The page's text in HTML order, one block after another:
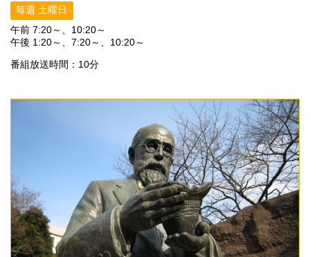
毎週 土曜日
午前 7:20～、10:20～
午後 1:20～、7:20～、10:20～
番組放送時間：10分